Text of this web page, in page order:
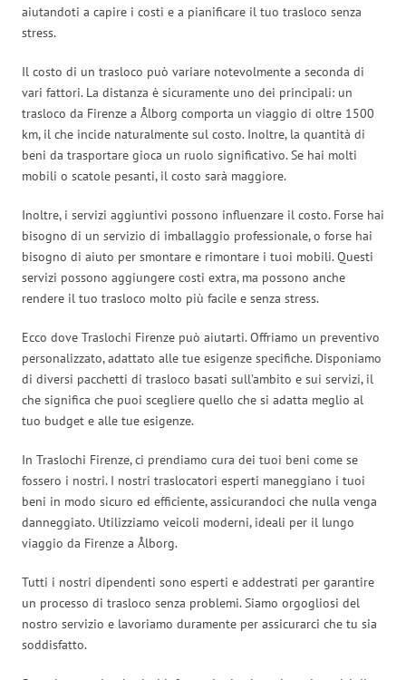
aiutandoti a capire i costi e a pianificare il tuo trasloco senza
stress.
Il costo di un trasloco può variare notevolmente a seconda di
vari fattori. La distanza è sicuramente uno dei principali: un
trasloco da Firenze a Ålborg comporta un viaggio di oltre 1500
km, il che incide naturalmente sul costo. Inoltre, la quantità di
beni da trasportare gioca un ruolo significativo. Se hai molti
mobili o scatole pesanti, il costo sarà maggiore.
Inoltre, i servizi aggiuntivi possono influenzare il costo. Forse hai
bisogno di un servizio di imballaggio professionale, o forse hai
bisogno di aiuto per smontare e rimontare i tuoi mobili. Questi
servizi possono aggiungere costi extra, ma possono anche
rendere il tuo trasloco molto più facile e senza stress.
Ecco dove Traslochi Firenze può aiutarti. Offriamo un preventivo
personalizzato, adattato alle tue esigenze specifiche. Disponiamo
di diversi pacchetti di trasloco basati sull’ambito e sui servizi, il
che significa che puoi scegliere quello che si adatta meglio al
tuo budget e alle tue esigenze.
In Traslochi Firenze, ci prendiamo cura dei tuoi beni come se
fossero i nostri. I nostri traslocatori esperti maneggiano i tuoi
beni in modo sicuro ed efficiente, assicurandoci che nulla venga
danneggiato. Utilizziamo veicoli moderni, ideali per il lungo
viaggio da Firenze a Ålborg.
Tutti i nostri dipendenti sono esperti e addestrati per garantire
un processo di trasloco senza problemi. Siamo orgogliosi del
nostro servizio e lavoriamo duramente per assicurarci che tu sia
soddisfatto.